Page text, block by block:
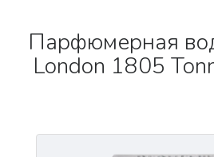
Парфюмерная
London 1805